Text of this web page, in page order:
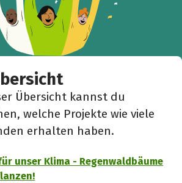
Übersicht kannst du
welche Projekte wie viele
erhalten haben.
unser Klima - Regenwaldbäume